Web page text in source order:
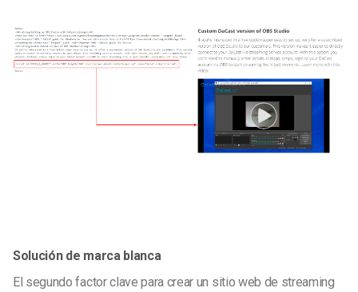
Solución de marca blanca
El segundo factor clave para crear un sitio web de streaming